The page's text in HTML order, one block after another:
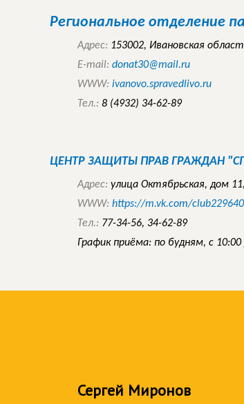
Региональное отделение
Адрес: 153002, Ивановская
E-mail: donat30@mail.ru
WWW: ivanovo.spravedlivo.ru
Тел.: 8 (4932) 34-62-89
ЦЕНТР ЗАЩИТЫ ПРАВ ГРАЖДАН
Адрес: улица Октябрьская, дом
WWW: https://m.vk.com/
Тел.: 77-34-56, 34-62-89
График приёма: по будням, с 10:00
Сергей Миронов